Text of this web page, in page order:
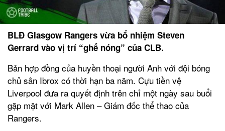
BLĐ Glasgow Rangers vừa bổ nhiệm Steven
Gerrard vào vị trí “ghế nóng” của CLB.
Bản hợp đồng của huyền thoại người Anh với đội bóng
chủ sân Ibrox có thời hạn ba năm. Cựu tiền vệ
Liverpool đưa ra quyết định trên chỉ một ngày sau buổi
gặp mặt với Mark Allen – Giám đốc thể thao của
Rangers.